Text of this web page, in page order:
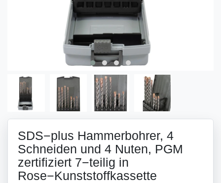
SDS−plus Hammerbohrer, 4
Schneiden und 4 Nuten, PGM
zertifiziert 7−teilig in
Rose−Kunststoffkassette